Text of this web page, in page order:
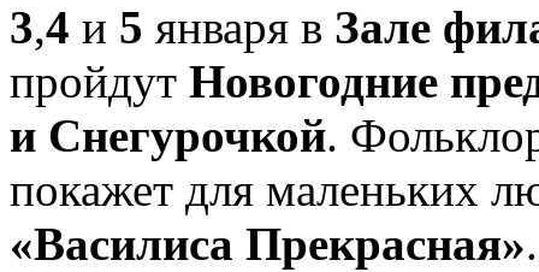
3,4 и 5 января в Зале
пройдут Новогодние
и Снегурочкой.
покажет для маленьких
«Василиса Прекрасная».